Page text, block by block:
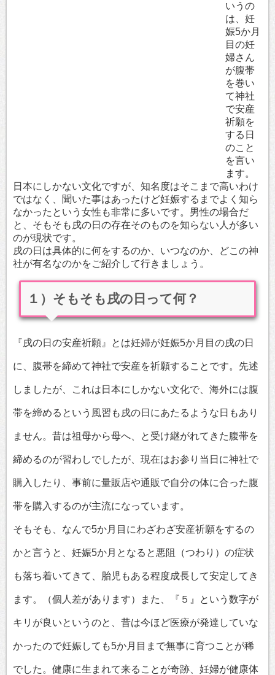
いうの
は、妊
娠5か月
目の妊
婦さん
が腹帯
を巻い
て神社
で安産
祈願を
する日
のこと
を言い
ます。
日本にしかない文化ですが、知名度はそこまで高いわけ
ではなく、聞いた事はあったけど妊娠するまでよく知ら
なかったという女性も非常に多いです。男性の場合だ
と、そもそも戌の日の存在そのものを知らない人が多い
のが現状です。
戌の日は具体的に何をするのか、いつなのか、どこの神
社が有名なのかをご紹介して行きましょう。
１）そもそも戌の日って何？
『戌の日の安産祈願』とは妊婦が妊娠5か月目の戌の日
に、腹帯を締めて神社で安産を祈願することです。先述
しましたが、これは日本にしかない文化で、海外には腹
帯を締めるという風習も戌の日にあたるような日もあり
ません。昔は祖母から母へ、と受け継がれてきた腹帯を
締めるのが習わしでしたが、現在はお参り当日に神社で
購入したり、事前に量販店や通販で自分の体に合った腹
帯を購入するのが主流になっています。
そもそも、なんで5か月目にわざわざ安産祈願をするの
かと言うと、妊娠5か月となると悪阻（つわり）の症状
も落ち着いてきて、胎児もある程度成長して安定してき
ます。（個人差があります）また、『５』という数字が
キリが良いというのと、昔は今ほど医療が発達していな
かったので妊娠しても5か月目まで無事に育つことが稀
でした。健康に生まれて来ることが奇跡、妊婦が健康体